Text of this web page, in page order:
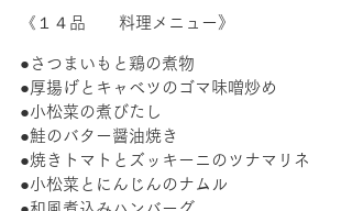
《１４品　　料理メニュー》
●さつまいもと鶏の煮物
●厚揚げとキャベツのゴマ味噌炒め
●小松菜の煮びたし
●鮭のバター醤油焼き
●焼きトマトとズッキーニのツナマリネ
●小松菜とにんじんのナムル